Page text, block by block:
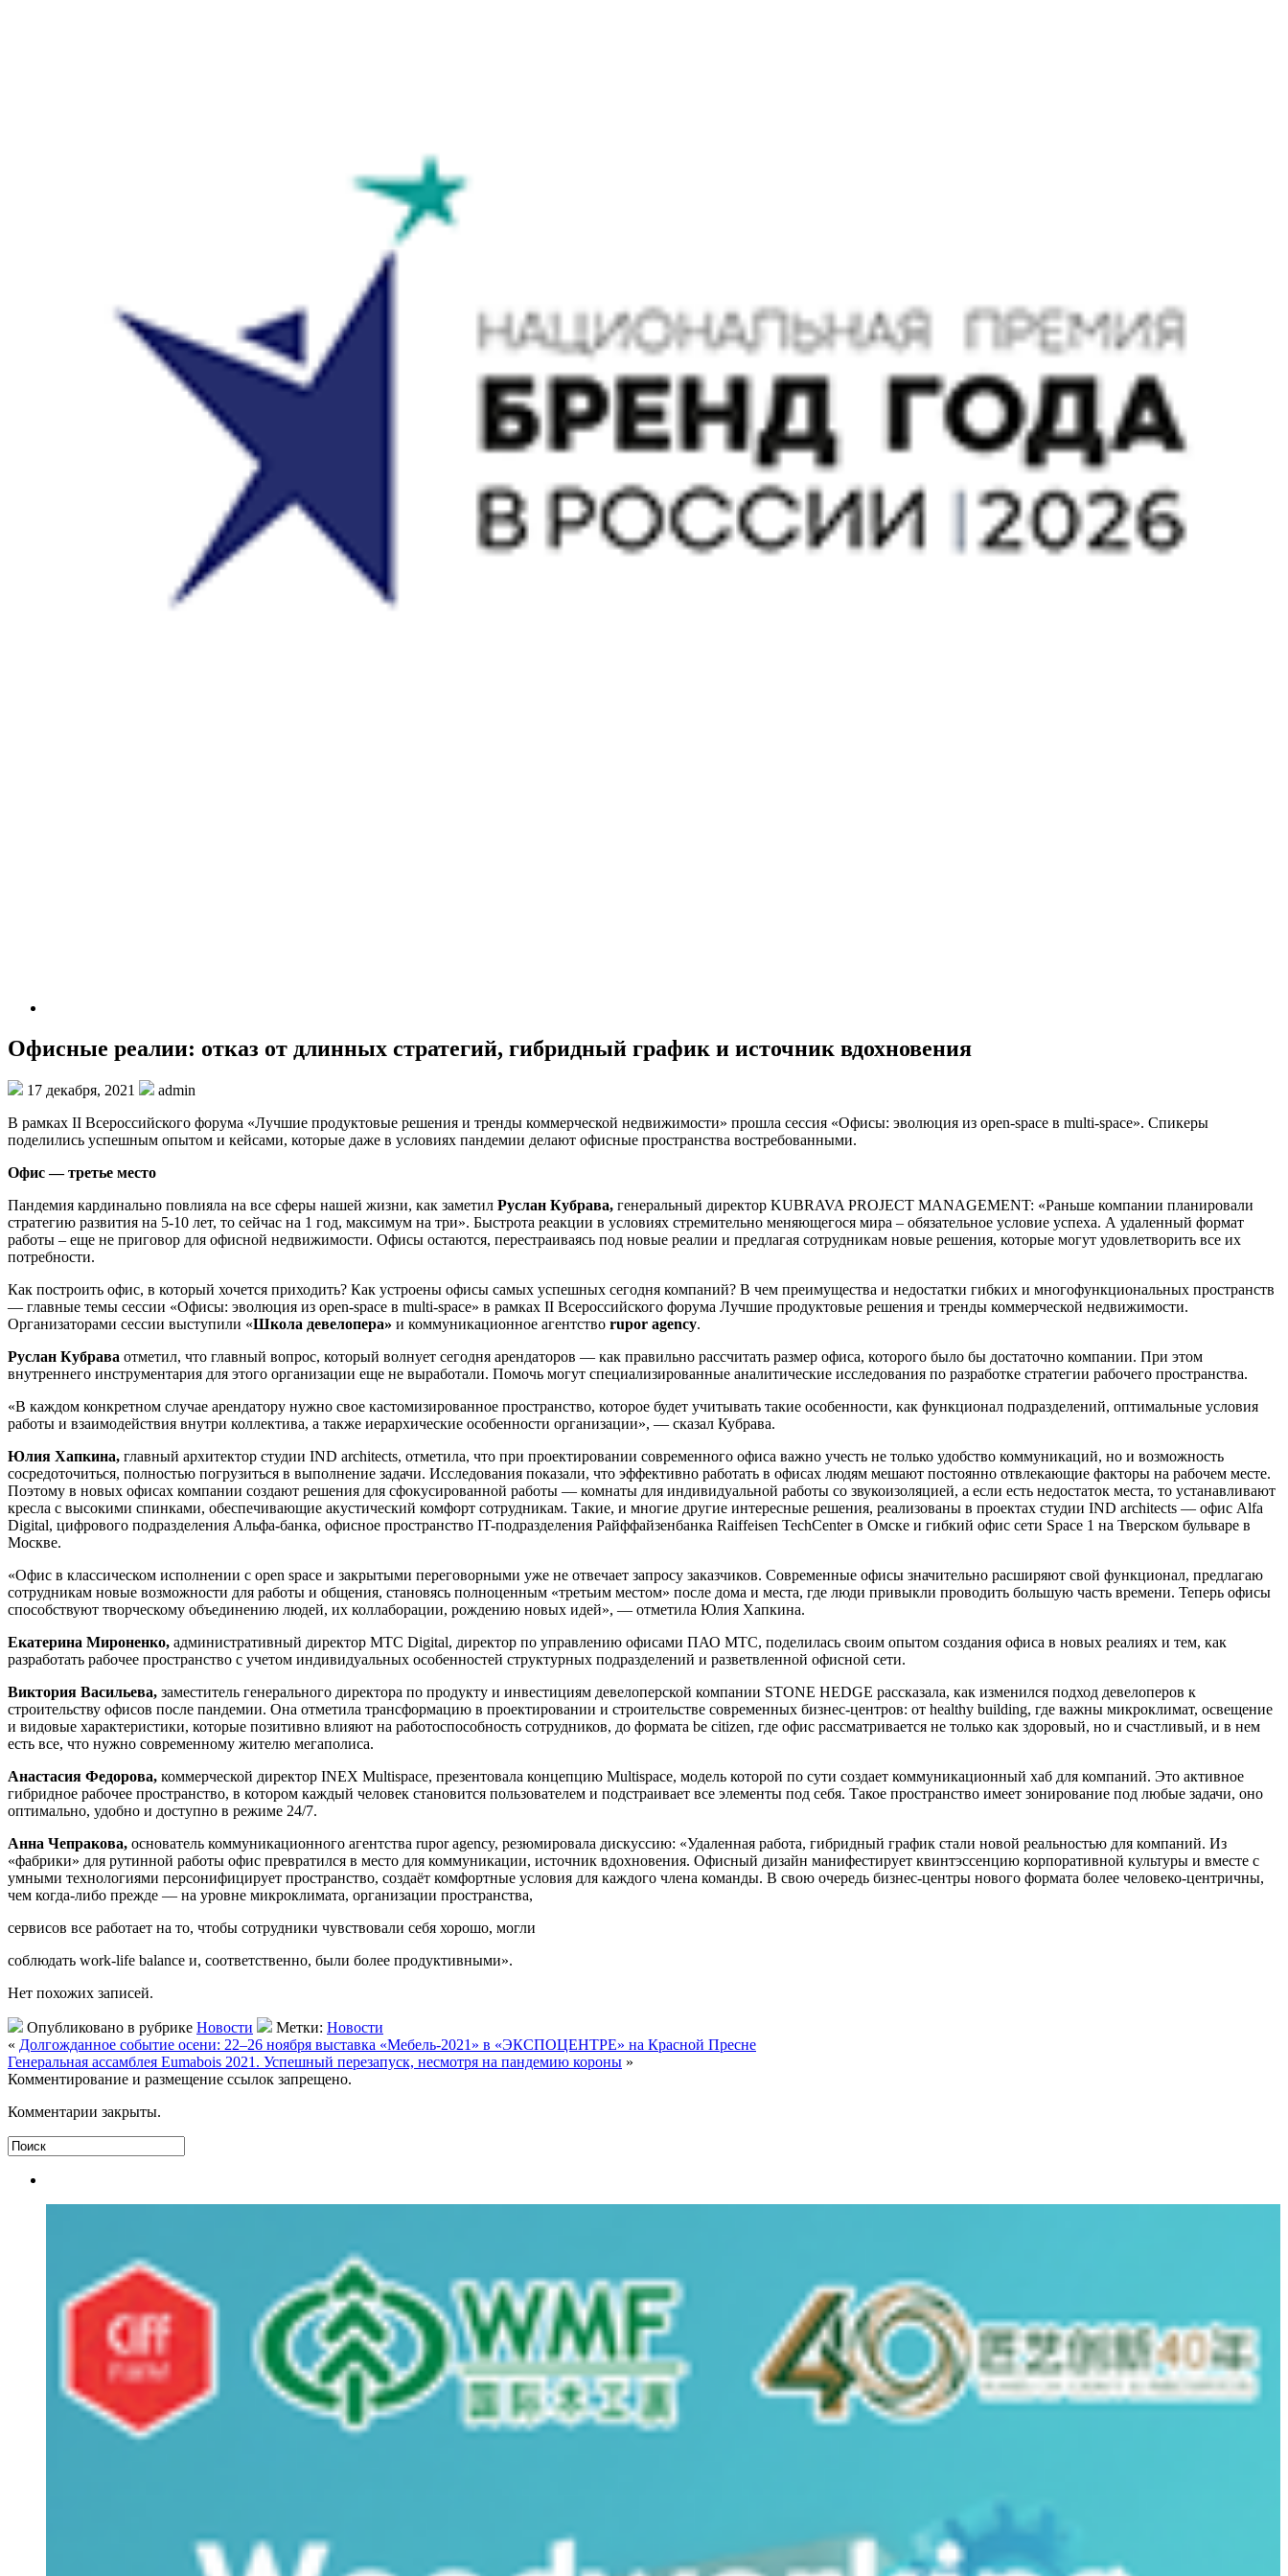
Офисные реалии: отказ от длинных стратегий, гибридный график и источник вдохновения
17 декабря, 2021
admin
В рамках II Всероссийского форума «Лучшие продуктовые решения и тренды коммерческой недвижимости» прошла сессия «Офисы: эволюция из open-space в multi-space». Спикеры
поделились успешным опытом и кейсами, которые даже в условиях пандемии делают офисные пространства востребованными.
Офис — третье место
Пандемия кардинально повлияла на все сферы нашей жизни, как заметил Руслан Кубрава, генеральный директор KUBRAVA PROJECT MANAGEMENT: «Раньше компании планировали
стратегию развития на 5-10 лет, то сейчас на 1 год, максимум на три». Быстрота реакции в условиях стремительно меняющегося мира – обязательное условие успеха. А удаленный формат
работы – еще не приговор для офисной недвижимости. Офисы остаются, перестраиваясь под новые реалии и предлагая сотрудникам новые решения, которые могут удовлетворить все их
потребности.
Как построить офис, в который хочется приходить? Как устроены офисы самых успешных сегодня компаний? В чем преимущества и недостатки гибких и многофункциональных пространств
— главные темы сессии «Офисы: эволюция из open-space в multi-space» в рамках II Всероссийского форума Лучшие продуктовые решения и тренды коммерческой недвижимости.
Организаторами сессии выступили «Школа девелопера» и коммуникационное агентство rupor agency.
Руслан Кубрава отметил, что главный вопрос, который волнует сегодня арендаторов — как правильно рассчитать размер офиса, которого было бы достаточно компании. При этом
внутреннего инструментария для этого организации еще не выработали. Помочь могут специализированные аналитические исследования по разработке стратегии рабочего пространства.
«В каждом конкретном случае арендатору нужно свое кастомизированное пространство, которое будет учитывать такие особенности, как функционал подразделений, оптимальные условия
работы и взаимодействия внутри коллектива, а также иерархические особенности организации», — сказал Кубрава.
Юлия Хапкина, главный архитектор студии IND architects, отметила, что при проектировании современного офиса важно учесть не только удобство коммуникаций, но и возможность
сосредоточиться, полностью погрузиться в выполнение задачи. Исследования показали, что эффективно работать в офисах людям мешают постоянно отвлекающие факторы на рабочем месте.
Поэтому в новых офисах компании создают решения для сфокусированной работы — комнаты для индивидуальной работы со звукоизоляцией, а если есть недостаток места, то устанавливают
кресла с высокими спинками, обеспечивающие акустический комфорт сотрудникам. Такие, и многие другие интересные решения, реализованы в проектах студии IND architects — офис Alfa
Digital, цифрового подразделения Альфа-банка, офисное пространство IT-подразделения Райффайзенбанка Raiffeisen TechCenter в Омске и гибкий офис сети Space 1 на Тверском бульваре в
Москве.
«Офис в классическом исполнении с open space и закрытыми переговорными уже не отвечает запросу заказчиков. Современные офисы значительно расширяют свой функционал, предлагаю
сотрудникам новые возможности для работы и общения, становясь полноценным «третьим местом» после дома и места, где люди привыкли проводить большую часть времени. Теперь офисы
способствуют творческому объединению людей, их коллаборации, рождению новых идей», — отметила Юлия Хапкина.
Екатерина Мироненко, административный директор МТС Digital, директор по управлению офисами ПАО МТС, поделилась своим опытом создания офиса в новых реалиях и тем, как
разработать рабочее пространство с учетом индивидуальных особенностей структурных подразделений и разветвленной офисной сети.
Виктория Васильева, заместитель генерального директора по продукту и инвестициям девелоперской компании STONE HEDGE рассказала, как изменился подход девелоперов к
строительству офисов после пандемии. Она отметила трансформацию в проектировании и строительстве современных бизнес-центров: от healthy building, где важны микроклимат, освещение
и видовые характеристики, которые позитивно влияют на работоспособность сотрудников, до формата be citizen, где офис рассматривается не только как здоровый, но и счастливый, и в нем
есть все, что нужно современному жителю мегаполиса.
Анастасия Федорова, коммерческой директор INEX Multispace, презентовала концепцию Multispace, модель которой по сути создает коммуникационный хаб для компаний. Это активное
гибридное рабочее пространство, в котором каждый человек становится пользователем и подстраивает все элементы под себя. Такое пространство имеет зонирование под любые задачи, оно
оптимально, удобно и доступно в режиме 24/7.
Анна Чепракова, основатель коммуникационного агентства rupor agency, резюмировала дискуссию: «Удаленная работа, гибридный график стали новой реальностью для компаний. Из
«фабрики» для рутинной работы офис превратился в место для коммуникации, источник вдохновения. Офисный дизайн манифестирует квинтэссенцию корпоративной культуры и вместе с
умными технологиями персонифицирует пространство, создаёт комфортные условия для каждого члена команды. В свою очередь бизнес-центры нового формата более человеко-центричны,
чем когда-либо прежде — на уровне микроклимата, организации пространства,
сервисов все работает на то, чтобы сотрудники чувствовали себя хорошо, могли
соблюдать work-life balance и, соответственно, были более продуктивными».
Нет похожих записей.
Опубликовано в рубрике Новости Метки: Новости
« Долгожданное событие осени: 22–26 ноября выставка «Мебель-2021» в «ЭКСПОЦЕНТРЕ» на Красной Пресне
Генеральная ассамблея Eumabois 2021. Успешный перезапуск, несмотря на пандемию короны »
Комментирование и размещение ссылок запрещено.
Комментарии закрыты.